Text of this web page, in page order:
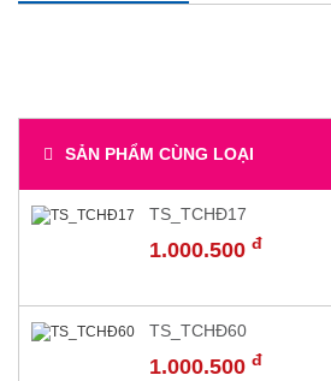
SẢN PHẨM CÙNG LOẠI
TS_TCHĐ17
1.000.500 đ
TS_TCHĐ60
1.000.500 đ